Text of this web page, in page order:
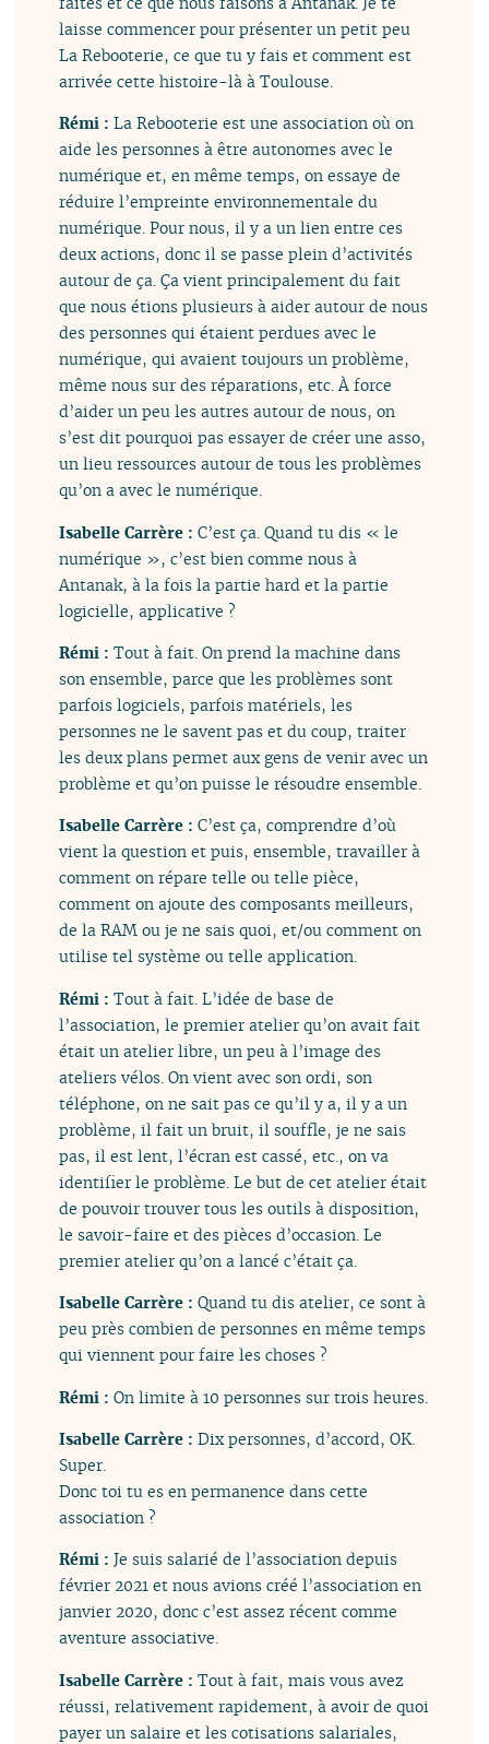
laisse commencer pour présenter un petit peu
La Rebooterie, ce que tu y fais et comment est
arrivée cette histoire-là à Toulouse.
Rémi :La Rebooterie est une association où on
aide les personnes à être autonomes avec le
numérique et, en même temps, on essaye de
réduire l’empreinte environnementale du
numérique. Pour nous, il y a un lien entre ces
deux actions, donc il se passe plein d’activités
autour de ça. Ça vient principalement du fait
que nous étions plusieurs à aider autour de nous
des personnes qui étaient perdues avec le
numérique, qui avaient toujours un problème,
même nous sur des réparations, etc. À force
d’aider un peu les autres autour de nous, on
s’est dit pourquoi pas essayer de créer une asso,
un lieu ressources autour de tous les problèmes
qu’on a avec le numérique.
Isabelle Carrère :C’est ça. Quand tu dis « le
numérique », c’est bien comme nous à
Antanak, à la fois la partie hard et la partie
logicielle, applicative ?
Rémi :Tout à fait. On prend la machine dans
son ensemble, parce que les problèmes sont
parfois logiciels, parfois matériels, les
personnes ne le savent pas et du coup, traiter
les deux plans permet aux gens de venir avec un
problème et qu’on puisse le résoudre ensemble.
Isabelle Carrère :C’est ça, comprendre d’où
vient la question et puis, ensemble, travailler à
comment on répare telle ou telle pièce,
comment on ajoute des composants meilleurs,
de la RAM ou je ne sais quoi, et/ou comment on
utilise tel système ou telle application.
Rémi :Tout à fait. L’idée de base de
l’association, le premier atelier qu’on avait fait
était un atelier libre, un peu à l’image des
ateliers vélos. On vient avec son ordi, son
téléphone, on ne sait pas ce qu’il y a, il y a un
problème, il fait un bruit, il souffle, je ne sais
pas, il est lent, l’écran est cassé, etc., on va
identifier le problème. Le but de cet atelier était
de pouvoir trouver tous les outils à disposition,
le savoir-faire et des pièces d’occasion. Le
premier atelier qu’on a lancé c’était ça.
Isabelle Carrère :Quand tu dis atelier, ce sont à
peu près combien de personnes en même temps
qui viennent pour faire les choses ?
Rémi :On limite à 10 personnes sur trois heures.
Isabelle Carrère :Dix personnes, d’accord, OK.
Super.
Donc toi tu es en permanence dans cette
association ?
Rémi :Je suis salarié de l’association depuis
février 2021 et nous avions créé l’association en
janvier 2020, donc c’est assez récent comme
aventure associative.
Isabelle Carrère :Tout à fait, mais vous avez
réussi, relativement rapidement, à avoir de quoi
payer un salaire et les cotisations salariales,